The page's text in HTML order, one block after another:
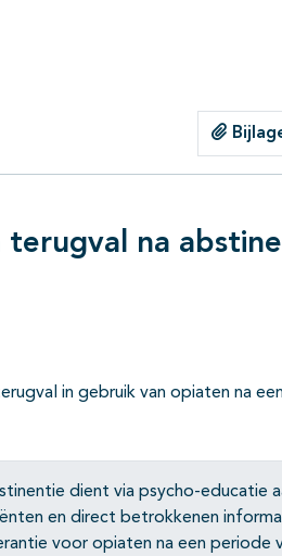
terugval na
in gebruik van opiaten na
dient via psycho-educatie
en direct betrokkenen
voor opiaten na een periode